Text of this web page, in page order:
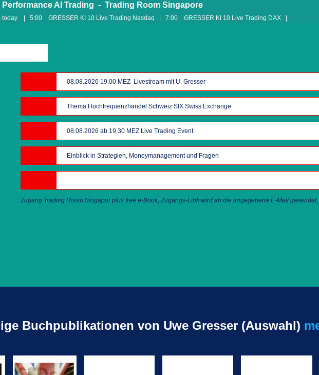
AI Trading - Trading Room Singapore
| 5:00 GRESSER KI 10 Live Trading Nasdaq | 7:00 GRESSER KI 10 Live Trading DAX |
Zugang Trading Room Singapur plus free e-Book, Zugangs-Link wird an die angegebene E-Mail
Buchpublikationen von Uwe Gresser (Auswahl)